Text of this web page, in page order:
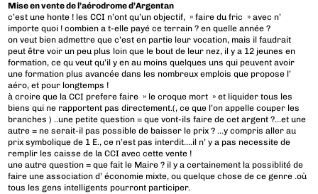
Mise en vente de l’aérodrome d’Argentan
c’est une honte ! les CCI n’ont qu’un objectif, » faire du fric » avec n’
importe quoi ! combien a t-elle payé ce terrain ? en quelle année ?
on veut bien admettre que c’est en partie leur vocation, mais il faudrait
peut être voir un peu plus loin que le bout de leur nez, il y a 12 jeunes en
formation, ce qu veut qu’il y en au moins quelques uns qui peuvent avoir
une formation plus avancée dans les nombreux emplois que propose l’
aéro, et pour longtemps !
à croire que la CCI prefere faire » le croque mort » et liquider tous les
biens qui ne rapportent pas directement.(, ce que l’on appelle couper les
branches ) ..une petite question = que vont-ils faire de cet argent ?…et une
autre = ne serait-il pas possible de baisser le prix ? …y compris aller au
prix symbolique de 1 E., ce n’est pas interdit….il n’ y a pas necessite de
remplir les caisse de la CCI avec cette vente !
une autre question = que fait le Maire ? il y a certainement la possiblité de
faire une association d’ économie mixte, ou quelque chose de ce genre .où
tous les gens intelligents pourront participer.